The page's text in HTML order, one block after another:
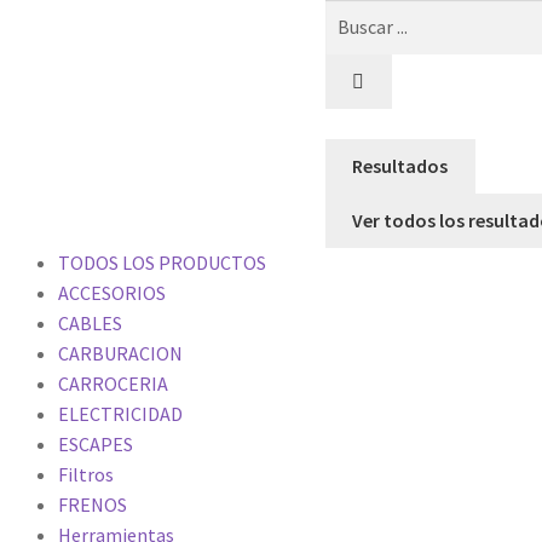
Resultados
Ver todos los
TODOS LOS PRODUCTOS
ACCESORIOS
CABLES
CARBURACION
CARROCERIA
ELECTRICIDAD
ESCAPES
Filtros
FRENOS
Herramientas